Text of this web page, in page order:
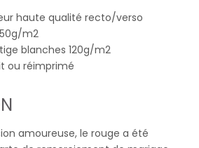
haute qualité recto/verso
m2
blanches 120g/m2
ou réimprimé
amoureuse, le rouge a été